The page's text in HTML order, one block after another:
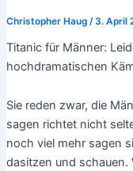
Christopher Haug /3. April
Titanic für Männer:
hochdramatischen
Sie reden zwar, die
sagen richtet nicht
noch viel mehr sagen
dasitzen und schauen.